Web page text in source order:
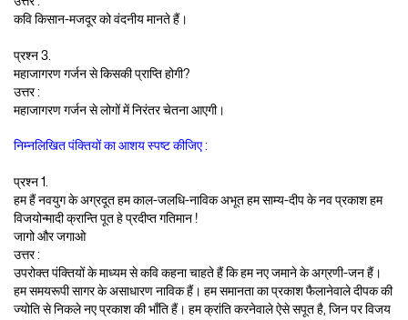
कवि किसान-मजदूर को वंदनीय मानते हैं।
प्रश्न 3.
महाजागरण गर्जन से किसकी प्राप्ति होगी?
उत्तर :
महाजागरण गर्जन से लोगों में निरंतर चेतना आएगी।
निम्नलिखित पंक्तियों का आशय स्पष्ट कीजिए :
प्रश्न 1.
हम हैं नवयुग के अग्रदूत हम काल-जलधि-नाविक अभूत हम साम्य-दीप के नव प्रकाश हम
विजयोन्मादी क्रान्ति पूत हे प्रदीप्त गतिमान !
जागो और जगाओ
उत्तर :
उपरोक्त पंक्तियों के माध्यम से कवि कहना चाहते हैं कि हम नए जमाने के अग्रणी-जन हैं।
हम समयरूपी सागर के असाधारण नाविक हैं। हम समानता का प्रकाश फैलानेवाले दीपक की
ज्योति से निकले नए प्रकाश की भाँति हैं। हम क्रांति करनेवाले ऐसे सपूत है, जिन पर विजय